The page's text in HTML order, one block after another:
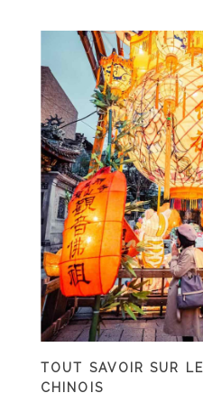
TOUT SAVOIR SUR
CHINOIS